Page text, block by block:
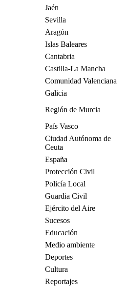
Jaén
Sevilla
Aragón
Islas Baleares
Cantabria
Castilla-La Mancha
Comunidad Valenciana
Galicia
Región de Murcia
País Vasco
Ciudad Autónoma de
Ceuta
España
Protección Civil
Policía Local
Guardia Civil
Ejército del Aire
Sucesos
Educación
Medio ambiente
Deportes
Cultura
Reportajes